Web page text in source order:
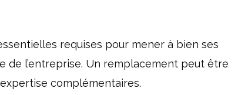
requises pour mener à bien ses
l’entreprise. Un remplacement peut être
complémentaires.